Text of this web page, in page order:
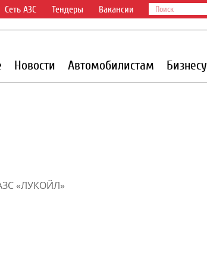
Сеть АЗС Тендеры Вакансии
Новости Автомобилистам Бизнесу
«ЛУКОЙЛ»